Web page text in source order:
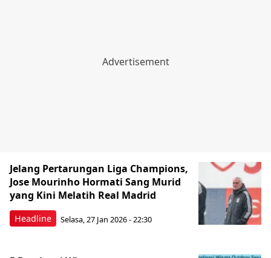
Headline
Jelang Pertarungan Liga Champions,
Jose Mourinho Hormati Sang Murid
yang Kini Melatih Real Madrid
Selasa, 27 Jan 2026 - 22:30